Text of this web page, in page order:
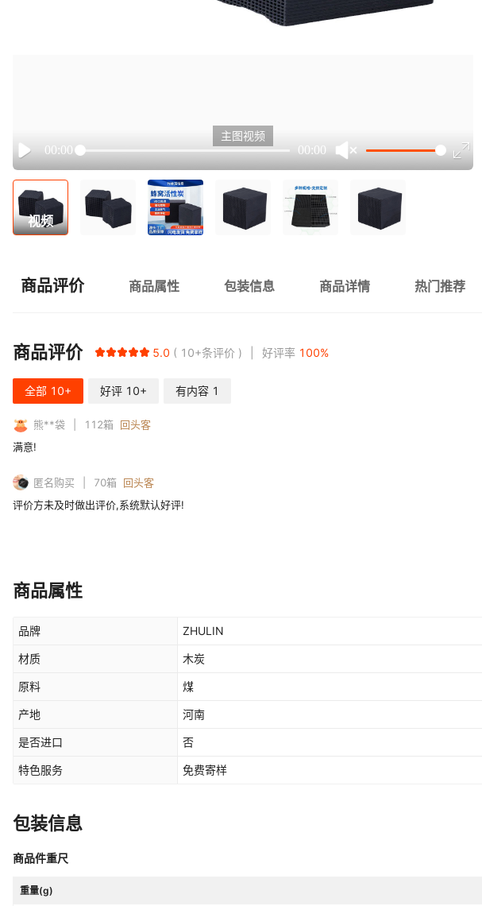
Play
00:00 00:00
主图视频
视频
商品评价 商品属性 包装信息 商品详情 热门推荐
商品评价 5.0 10+条评价 好评率 100%
全部 10+ 好评 10+ 有内容 1
熊**袋 112箱 回头客
满意!
匿名购买 70箱 回头客
评价方未及时做出评价,系统默认好评!
商品属性
品牌 ZHULIN
材质 木炭
原料 煤
产地 河南
是否进口 否
特色服务 免费寄样
包装信息
商品件重尺
重量(g)